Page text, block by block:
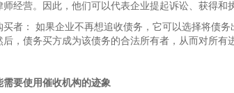
师经营。因此，他们可以代表企业提起诉讼、获得和
买者： 如果企业不再想追收债务，它可以选择将债
后，债务买方成为该债务的合法所有者，从而对所有
需要使用催收机构的迹象